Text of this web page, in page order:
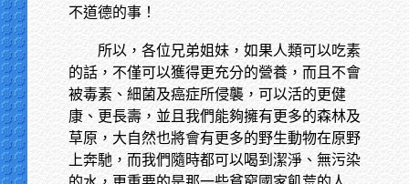
不道德的事！
所以，各位兄弟姐妹，如果人類可以吃素
的話，不僅可以獲得更充分的營養，而且不會
被毒素、細菌及癌症所侵襲，可以活的更健
康、更長壽，並且我們能夠擁有更多的森林及
草原，大自然也將會有更多的野生動物在原野
上奔馳，而我們隨時都可以喝到潔淨、無污染